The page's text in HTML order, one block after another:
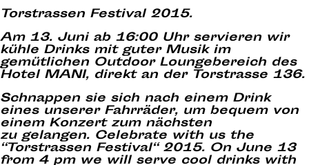
Torstrassen Festival 2015.
Am 13. Juni ab 16:00 Uhr servieren wir
kühle Drinks mit guter Musik im
gemütlichen Outdoor Loungebereich des
Hotel MANI, direkt an der Torstrasse 136.
Schnappen sie sich nach einem Drink
eines unserer Fahrräder, um bequem von
einem Konzert zum nächsten
zu gelangen. Celebrate with us the
“Torstrassen Festival“ 2015. On June 13
from 4 pm we will serve cool drinks with